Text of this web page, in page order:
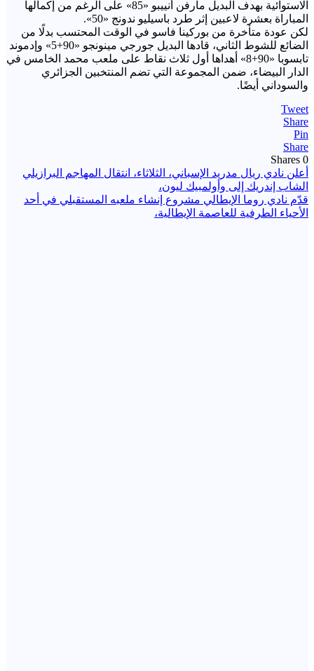
الاستوائية بهدف البديل مارفن أنييبو «85» على الرغم من إكمالها
المباراة بعشرة لاعبين إثر طرد باسيليو ندونج «50».
لكن عودة متأخرة من بوركينا فاسو في الوقت المحتسب بدلًا من
الضائع للشوط الثاني، قادها البديل جورجي مينونجو «90+5» وإدموند
تابسوبا «90+8» أهداها أول ثلاث نقاط على ملعب محمد الخامس في
الدار البيضاء، ضمن المجموعة التي تضم المنتخبين الجزائري
والسوداني أيضًا.
Tweet
Share
Pin
Share
0
Shares
تصفّح
المقالات
أعلن نادي ريال مدريد الإسباني، الثلاثاء، انتقال المهاجم البرازيلي
الشاب إندريك إلى وأولمبيك ليون،
قدّم نادي روما الإيطالي مشروع إنشاء ملعبه المستقبلي في أحد
الأحياء الطرفية للعاصمة الإيطالية،